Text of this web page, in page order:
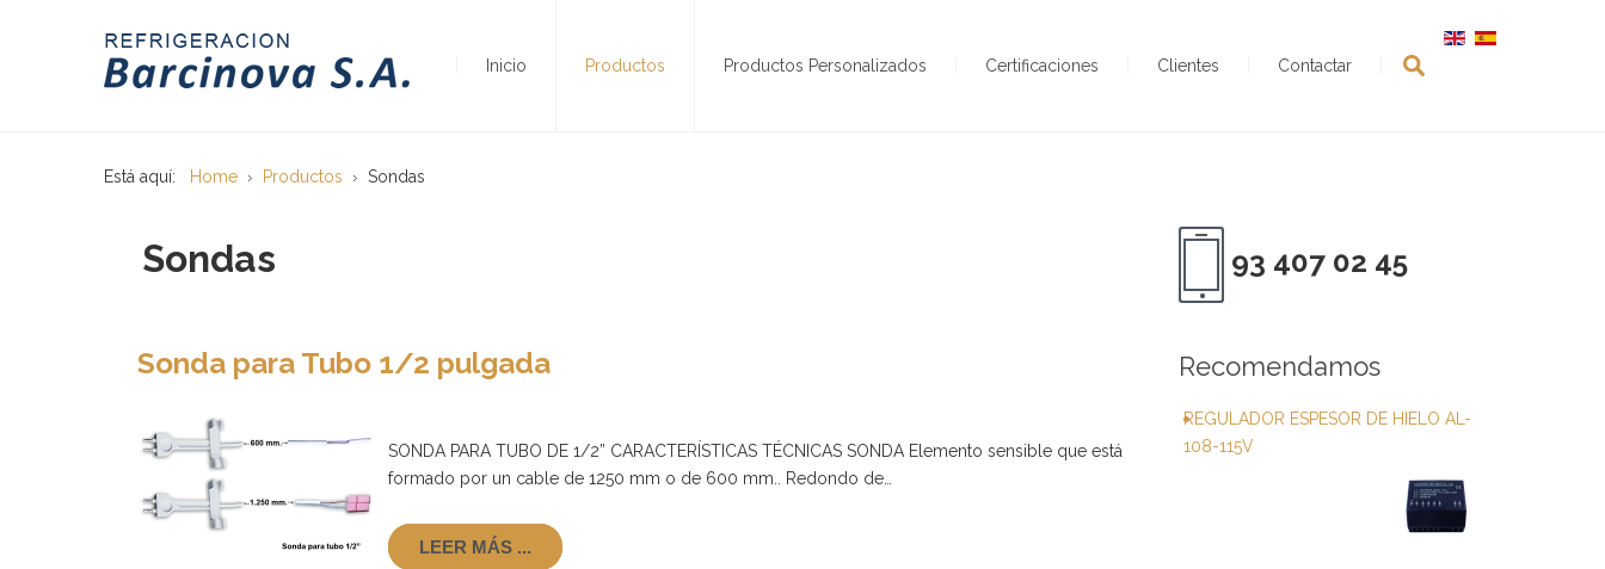
Inicio Productos Productos Personalizados Certificaciones Clientes Contactar
Está aquí: Home Productos Sondas
Sondas
Sonda para Tubo 1/2 pulgada
SONDA PARA TUBO DE 1/2” CARACTERÍSTICAS TÉCNICAS SONDA Elemento sensible que está
formado por un cable de 1250 mm o de 600 mm.. Redondo de…
LEER MÁS ...
93 407 02 45
Recomendamos
REGULADOR ESPESOR DE HIELO AL-
108-115V